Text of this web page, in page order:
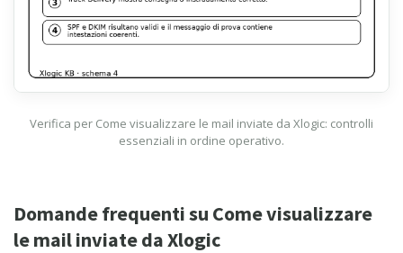
Verifica per Come visualizzare le mail inviate da Xlogic: controlli
essenziali in ordine operativo.
Domande frequenti su Come visualizzare
le mail inviate da Xlogic